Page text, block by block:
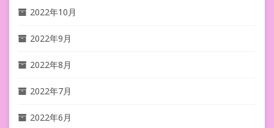
2022年10月
2022年9月
2022年8月
2022年7月
2022年6月